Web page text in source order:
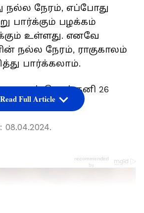
நல்ல நேரம், எப்போது
பார்க்கும் பழக்கம்
உள்ளது. எனவே
நல்ல நேரம், ராகுகாலம்
பார்க்கலாம்.
ஆண்டு, பங்குனி 26
Read Full Article